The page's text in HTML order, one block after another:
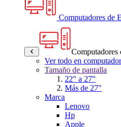
Computadores de
Ver todo en
Tamaño de pantalla
22" a 27"
Más de 27"
Marca
Lenovo
Hp
Apple